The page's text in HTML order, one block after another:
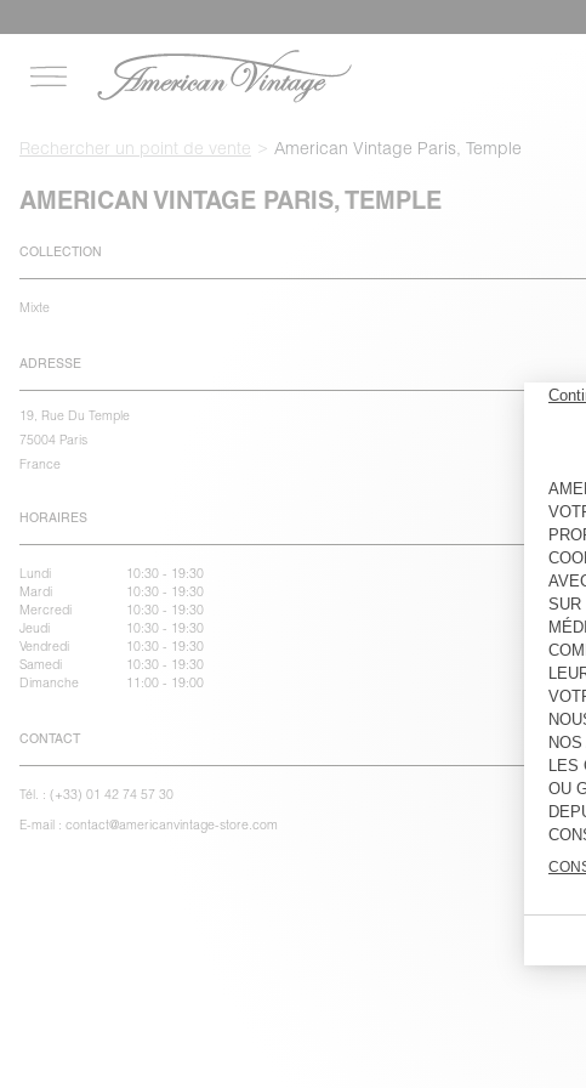
Rechercher un point de vente American Vintage Paris, Temple
AMERICAN VINTAGE PARIS, TEMPLE
COLLECTION
Mixte
ADRESSE
19, Rue Du Temple
75004 Paris
France
HORAIRES
Lundi
10:30 - 19:30
Mardi
10:30 - 19:30
Mercredi
10:30 - 19:30
Jeudi
10:30 - 19:30
Vendredi
10:30 - 19:30
Samedi
10:30 - 19:30
Dimanche
11:00 - 19:00
CONTACT
Tél. : (+33) 01 42 74 57 30
E-mail : contact@americanvintage-store.com